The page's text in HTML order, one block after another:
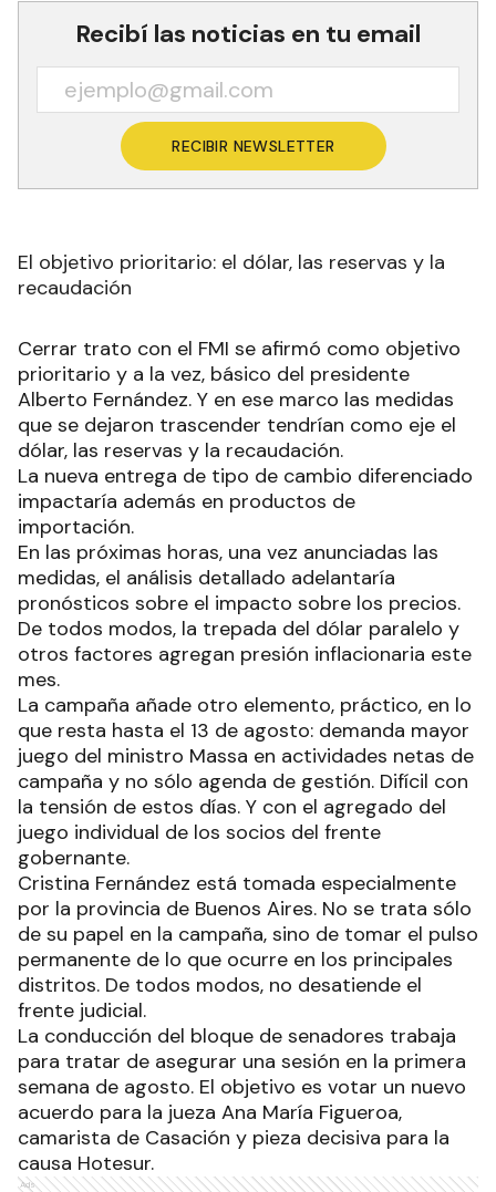
Recibí las noticias en tu email
RECIBIR NEWSLETTER
El objetivo prioritario: el dólar, las reservas y la
recaudación
Cerrar trato con el FMI se afirmó como objetivo
prioritario y a la vez, básico del presidente
Alberto Fernández. Y en ese marco las medidas
que se dejaron trascender tendrían como eje el
dólar, las reservas y la recaudación.
La nueva entrega de tipo de cambio diferenciado
impactaría además en productos de
importación.
En las próximas horas, una vez anunciadas las
medidas, el análisis detallado adelantaría
pronósticos sobre el impacto sobre los precios.
De todos modos, la trepada del dólar paralelo y
otros factores agregan presión inflacionaria este
mes.
La campaña añade otro elemento, práctico, en lo
que resta hasta el 13 de agosto: demanda mayor
juego del ministro Massa en actividades netas de
campaña y no sólo agenda de gestión. Difícil con
la tensión de estos días. Y con el agregado del
juego individual de los socios del frente
gobernante.
Cristina Fernández está tomada especialmente
por la provincia de Buenos Aires. No se trata sólo
de su papel en la campaña, sino de tomar el pulso
permanente de lo que ocurre en los principales
distritos. De todos modos, no desatiende el
frente judicial.
La conducción del bloque de senadores trabaja
para tratar de asegurar una sesión en la primera
semana de agosto. El objetivo es votar un nuevo
acuerdo para la jueza Ana María Figueroa,
camarista de Casación y pieza decisiva para la
causa Hotesur.
Ads